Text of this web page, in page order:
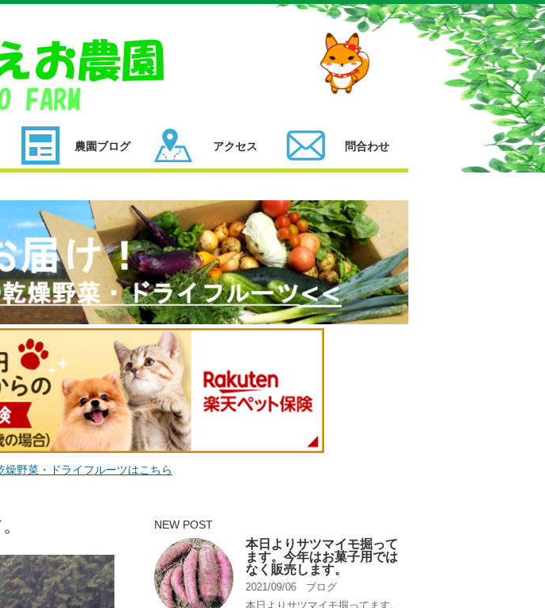
農園ブログ アクセス 問合わせ
野菜・ドライフルーツはこちら
NEW POST
本日よりサツマイモ掘って
ます。今年はお菓子用では
なく販売します。
2021/09/06
ブログ
本日よりサツマイモ掘ってます。